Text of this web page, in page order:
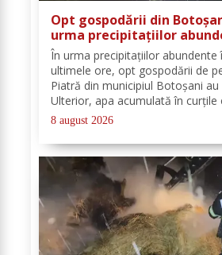
Opt gospodării din
urma precipitațiilor
ultimele ore
În urma precipitațiilor abundente
ultimele ore, opt gospodării de
Piatră din municipiul Botoșani
Ulterior, apa acumulată în
pe carosabil. Pentru evacuarea
din cadrul Detașamentului
8 august 2026